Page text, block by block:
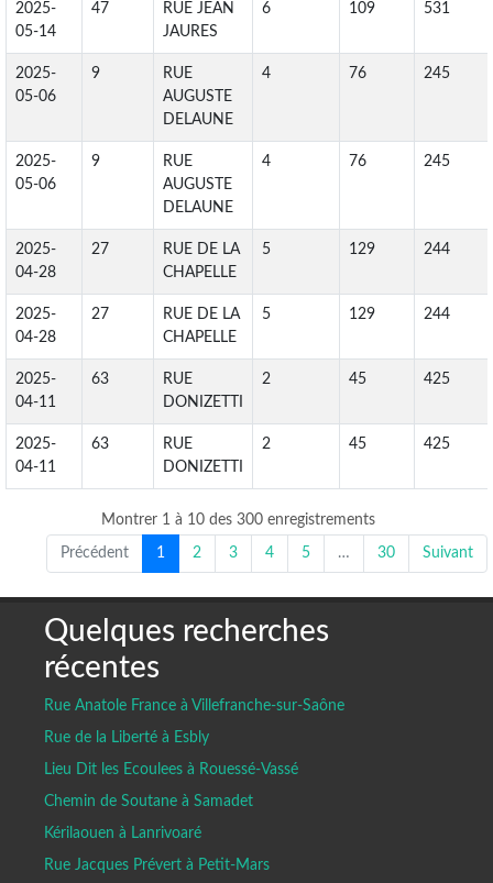
2025-
05-14
47
RUE JEAN
JAURES
6 109 531
2025-
05-06
9
RUE
AUGUSTE
DELAUNE
4 76 245
2025-
05-06
9
RUE
AUGUSTE
DELAUNE
4 76 245
2025-
04-28
27
RUE DE LA
CHAPELLE
5 129 244
2025-
04-28
27
RUE DE LA
CHAPELLE
5 129 244
2025-
04-11
63
RUE
DONIZETTI
2 45 425
2025-
04-11
63
RUE
DONIZETTI
2 45 425
Montrer 1 à 10 des 300 enregistrements
Précédent 1 2 3 4 5 … 30 Suivant
Quelques recherches
récentes
Rue Anatole France à Villefranche-sur-Saône
Rue de la Liberté à Esbly
Lieu Dit les Ecoulees à Rouessé-Vassé
Chemin de Soutane à Samadet
Kérilaouen à Lanrivoaré
Rue Jacques Prévert à Petit-Mars